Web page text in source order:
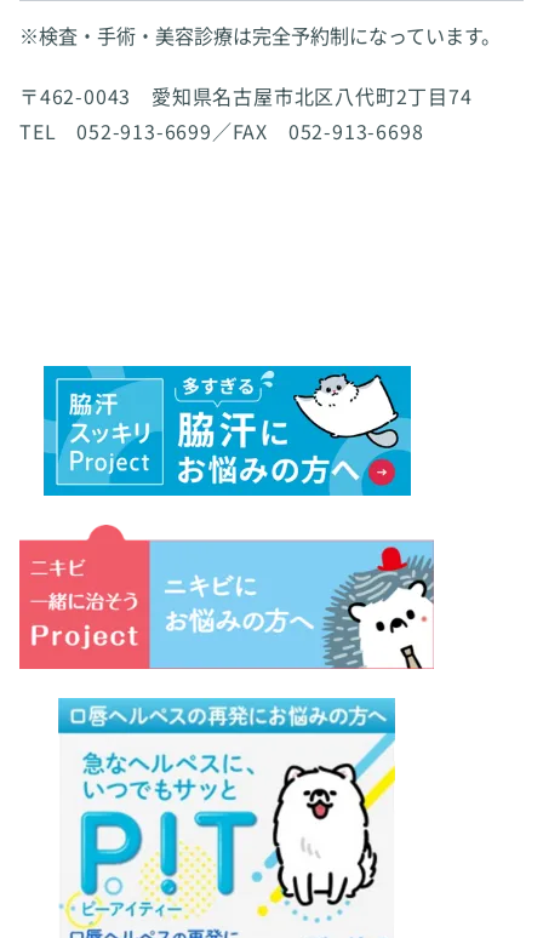
※検査・手術・美容診療は完全予約制になっています。
〒462-0043 愛知県名古屋市北区八代町2丁目74
TEL 052-913-6699／FAX 052-913-6698